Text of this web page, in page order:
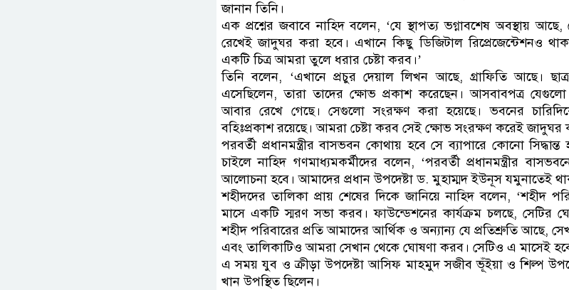
জানান তিনি।
এক প্রশ্নের জবাবে নাহিদ বলেন, ‘যে স্থাপত্য ভগ্নাবশেষ অবস্থায় আছে,
রেখেই জাদুঘর করা হবে। এখানে কিছু ডিজিটাল রিপ্রেজেন্টেশনও
একটি চিত্র আমরা তুলে ধরার চেষ্টা করব।’
তিনি বলেন, ‘এখানে প্রচুর দেয়াল লিখন আছে, গ্রাফিতি আছে।
এসেছিলেন, তারা তাদের ক্ষোভ প্রকাশ করেছেন। আসবাবপত্র
আবার রেখে গেছে। সেগুলো সংরক্ষণ করা হয়েছে। ভবনের
বহিঃপ্রকাশ রয়েছে। আমরা চেষ্টা করব সেই ক্ষোভ সংরক্ষণ করেই জাদুঘর
পরবর্তী প্রধানমন্ত্রীর বাসভবন কোথায় হবে সে ব্যাপারে কোনো
চাইলে নাহিদ গণমাধ্যমকর্মীদের বলেন, ‘পরবর্তী প্রধানমন্ত্রীর
আলোচনা হবে। আমাদের প্রধান উপদেষ্টা ড. মুহাম্মদ ইউনূস যমুনাতেই
শহীদদের তালিকা প্রায় শেষের দিকে জানিয়ে নাহিদ বলেন, ‘শহীদ
মাসে একটি স্মরণ সভা করব। ফাউন্ডেশনের কার্যক্রম চলছে, সেটির
শহীদ পরিবারের প্রতি আমাদের আর্থিক ও অন্যান্য যে প্রতিশ্রুতি আছে,
এবং তালিকাটিও আমরা সেখান থেকে ঘোষণা করব। সেটিও এ মাসেই
এ সময় যুব ও ক্রীড়া উপদেষ্টা আসিফ মাহমুদ সজীব ভূঁইয়া ও শিল্প
খান উপস্থিত ছিলেন।